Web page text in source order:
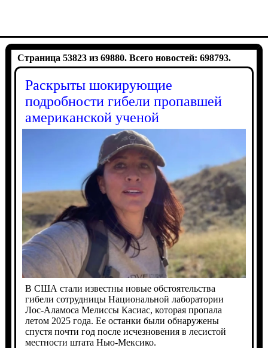
Страница 53823 из 69880. Всего новостей: 698793.
Раскрыты шокирующие
подробности гибели пропавшей
американской ученой
В США стали известны новые обстоятельства
гибели сотрудницы Национальной лаборатории
Лос-Аламоса Мелиссы Касиас, которая пропала
летом 2025 года. Ее останки были обнаружены
спустя почти год после исчезновения в лесистой
местности штата Нью-Мексико.